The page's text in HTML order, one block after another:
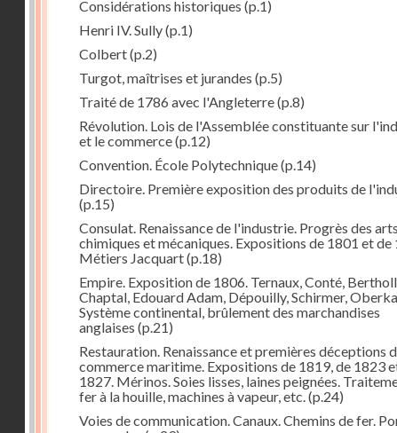
Considérations historiques (p.1)
Henri IV. Sully(p.1)
Colbert(p.2)
Turgot, maîtrises et jurandes (p.5)
Traité de 1786 avec l'Angleterre(p.8)
Révolution. Lois de l'Assemblée constituante sur
et le commerce(p.12)
Convention. École Polytechnique(p.14)
Directoire. Première exposition des produits de
(p.15)
Consulat. Renaissance de l'industrie. Progrès des arts
chimiques et mécaniques. Expositions de 1801 et de
Métiers Jacquart(p.18)
Empire. Exposition de 1806. Ternaux, Conté,
Chaptal, Edouard Adam, Dépouilly, Schirmer,
Système continental, brûlement des marchandises
anglaises (p.21)
Restauration. Renaissance et premières déceptions
commerce maritime. Expositions de 1819, de 1823
1827. Mérinos. Soies lisses, laines peignées.
fer à la houille, machines à vapeur, etc.(p.24)
Voies de communication. Canaux. Chemins de fer.